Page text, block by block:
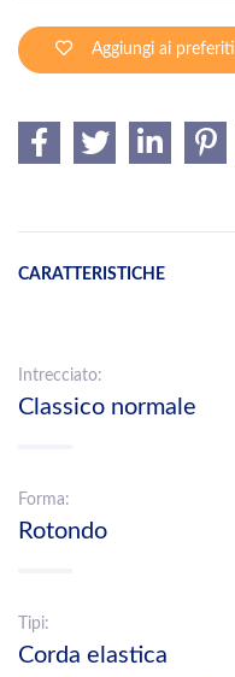
Aggiungi ai preferiti
CARATTERISTICHE
Intrecciato:
Classico normale
Forma:
Rotondo
Tipi:
Corda elastica